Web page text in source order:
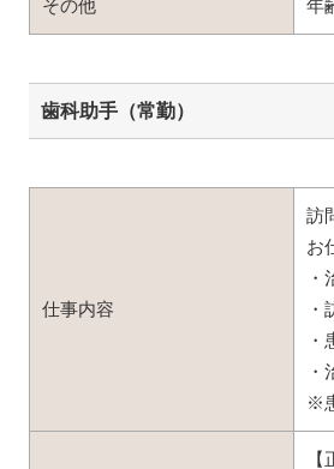
その他 年
歯科助手（常勤）
仕事内容
訪
お
・
※